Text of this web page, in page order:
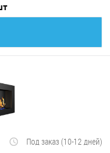
Под заказ (10-12 дней)